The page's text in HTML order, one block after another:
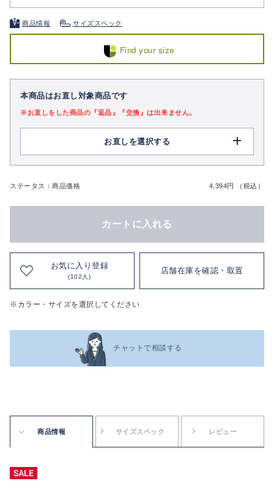
商品情報 サイズスペック
Find your size
本商品はお直し対象商品です
※お直しをした商品の『返品』『交換』は出来ません。
お直しを選択する
ステータス：商品価格 4,394円 （税込）
カートに入れる
お気に入り登録
(102人)
店舗在庫を確認・取置
※カラー・サイズを選択してください
チャットで相談する
商品情報 サイズスペック レビュー